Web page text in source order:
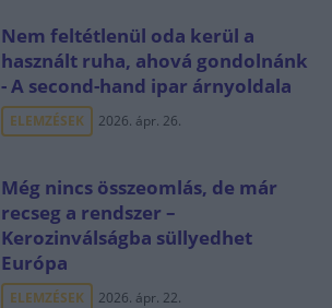
Nem feltétlenül oda kerül a
használt ruha, ahová gondolnánk
- A second-hand ipar árnyoldala
ELEMZÉSEK 2026. ápr. 26.
Még nincs összeomlás, de már
recseg a rendszer –
Kerozinválságba süllyedhet
Európa
ELEMZÉSEK 2026. ápr. 22.